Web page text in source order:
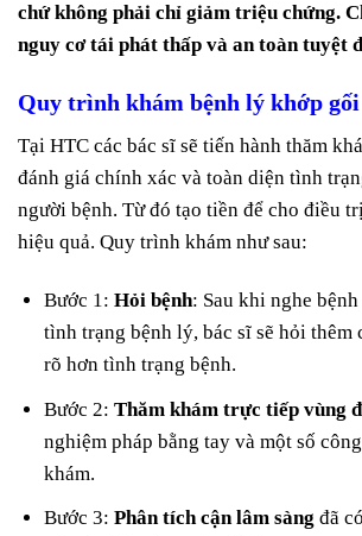
chứ không phải chỉ giảm triệu chứng.
nguy cơ tái phát thấp và an toàn tuyệt
Quy trình khám bệnh lý khớp
Tại HTC các bác sĩ sẽ tiến hành thăm
đánh giá chính xác và toàn diện tình
người bệnh. Từ đó tạo tiền để cho điều
hiệu quả. Quy trình khám như sau:
Bước 1:Hỏi bệnh: Sau khi nghe
tình trạng bệnh lý, bác sĩ sẽ hỏi thêm
rõ hơn tình trạng bệnh.
Bước 2: Thăm khám trực tiếp vùng
nghiệm pháp bằng tay và một số
khám.
Bước 3:Phân tích cận lâm sàng đã